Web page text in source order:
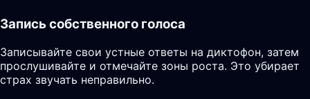
Запись собственного голоса
Записывайте свои устные ответы на диктофон, затем
прослушивайте и отмечайте зоны роста. Это убирает
страх звучать неправильно.